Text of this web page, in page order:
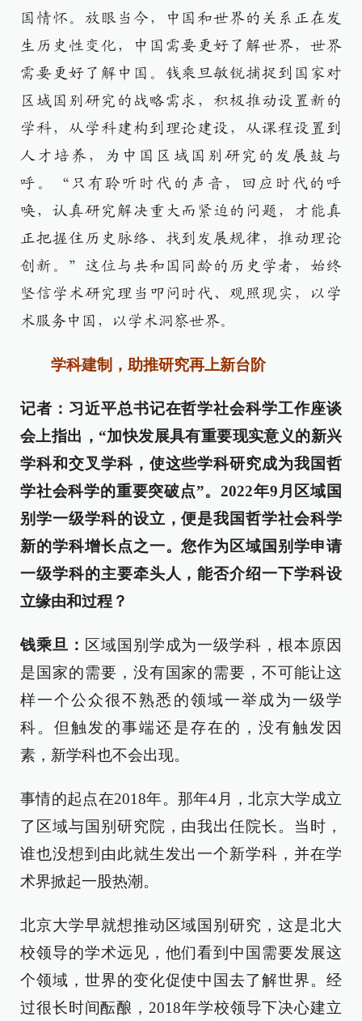
国情怀。放眼当今，中国和世界的关系正在发
生历史性变化，中国需要更好了解世界，世界
需要更好了解中国。钱乘旦敏锐捕捉到国家对
区域国别研究的战略需求，积极推动设置新的
学科，从学科建构到理论建设，从课程设置到
人才培养，为中国区域国别研究的发展鼓与
呼。“只有聆听时代的声音，回应时代的呼
唤，认真研究解决重大而紧迫的问题，才能真
正把握住历史脉络、找到发展规律，推动理论
创新。”这位与共和国同龄的历史学者，始终
坚信学术研究理当叩问时代、观照现实，以学
术服务中国，以学术洞察世界。
学科建制，助推研究再上新台阶
记者：习近平总书记在哲学社会科学工作座谈
会上指出，“加快发展具有重要现实意义的新兴
学科和交叉学科，使这些学科研究成为我国哲
学社会科学的重要突破点”。2022年9月区域国
别学一级学科的设立，便是我国哲学社会科学
新的学科增长点之一。您作为区域国别学申请
一级学科的主要牵头人，能否介绍一下学科设
立缘由和过程？
钱乘旦： 区域国别学成为一级学科，根本原因
是国家的需要，没有国家的需要，不可能让这
样一个公众很不熟悉的领域一举成为一级学
科。但触发的事端还是存在的，没有触发因
素，新学科也不会出现。
事情的起点在2018年。那年4月，北京大学成立
了区域与国别研究院，由我出任院长。当时，
谁也没想到由此就生发出一个新学科，并在学
术界掀起一股热潮。
北京大学早就想推动区域国别研究，这是北大
校领导的学术远见，他们看到中国需要发展这
个领域，世界的变化促使中国去了解世界。经
过很长时间酝酿，2018年学校领导下决心建立